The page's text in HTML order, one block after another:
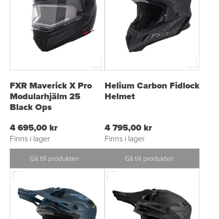
FXR Maverick X Pro
Modularhjälm 25
Black Ops
4 695,00 kr
Finns i lager
Gå till produkten
Helium Carbon Fidlock
Helmet
4 795,00 kr
Finns i lager
Gå till produkten